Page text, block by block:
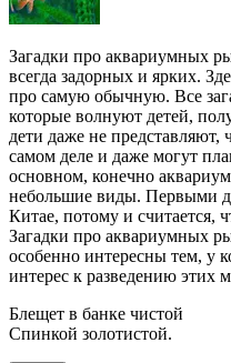
Загадки про аквариумных
всегда задорных и ярких.
про самую обычную. Все
которые волнуют детей,
дети даже не
самом деле и даже могут
основном, конечно
небольшие виды. Первыми
Китае, потому и считается,
Загадки про аквариумных
особенно интересны тем, у
интерес к разведению этих
Блещет в банке чистой
Спинкой золотистой.